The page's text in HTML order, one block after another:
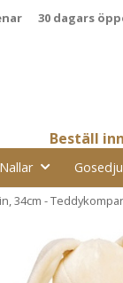
30 dagars
Beställ
Nallar
34cm -